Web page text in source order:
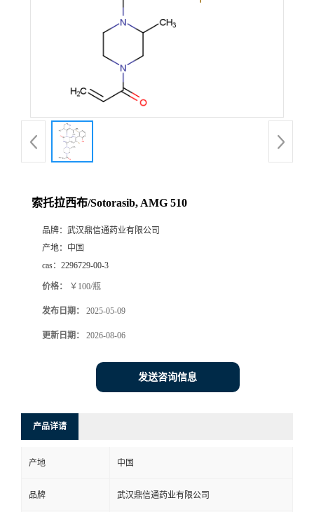
产
索托拉西布/Sotorasib, AMG 510
品牌： 武汉鼎信通药业有限公司
产地： 中国
cas： 2296729-00-3
价格： ￥100/瓶
发布日期： 2025-05-09
更新日期： 2026-08-06
发送咨询信息
产品详请
产地 中国
品牌 武汉鼎信通药业有限公司